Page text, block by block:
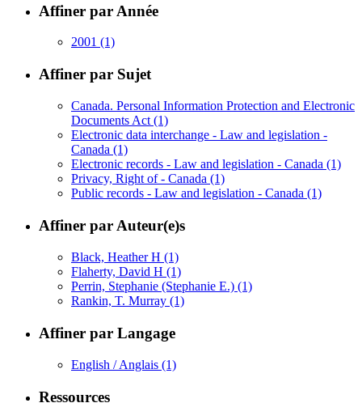
Affiner par Année
2001 (1)
Affiner par Sujet
Canada. Personal Information Protection and Electronic
Documents Act (1)
Electronic data interchange - Law and legislation -
Canada (1)
Electronic records - Law and legislation - Canada (1)
Privacy, Right of - Canada (1)
Public records - Law and legislation - Canada (1)
Affiner par Auteur(e)s
Black, Heather H (1)
Flaherty, David H (1)
Perrin, Stephanie (Stephanie E.) (1)
Rankin, T. Murray (1)
Affiner par Langage
English / Anglais (1)
Ressources